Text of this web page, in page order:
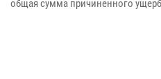
общая сумма причиненного